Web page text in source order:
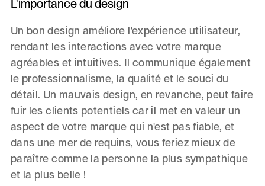
L'importance du design
Un bon design améliore l'expérience utilisateur,
rendant les interactions avec votre marque
agréables et intuitives. Il communique également
le professionnalisme, la qualité et le souci du
détail. Un mauvais design, en revanche, peut faire
fuir les clients potentiels car il met en valeur un
aspect de votre marque qui n'est pas fiable, et
dans une mer de requins, vous feriez mieux de
paraître comme la personne la plus sympathique
et la plus belle !